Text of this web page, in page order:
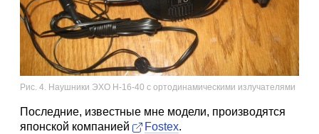
Рис. 4. Наушники ЭХО Н-16-40 с ортодинамическими излучателями
Последние, известные мне модели, производятся
японской компанией
Fostex.